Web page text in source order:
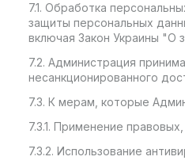
7.1. Обработка
защиты персональных
включая Закон Украины "О
7.2. Администрация
несанкционированного
7.3. К мерам, которые
7.3.1. Применение
7.3.2. Использование